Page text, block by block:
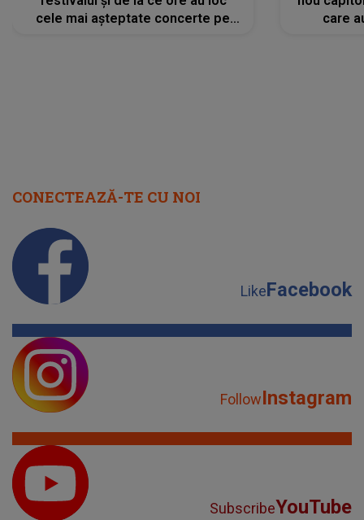
cele mai așteptate concerte pe
care
CONECTEAZĂ-TE CU NOI
LikeFacebook
FollowInstagram
SubscribeYouTube